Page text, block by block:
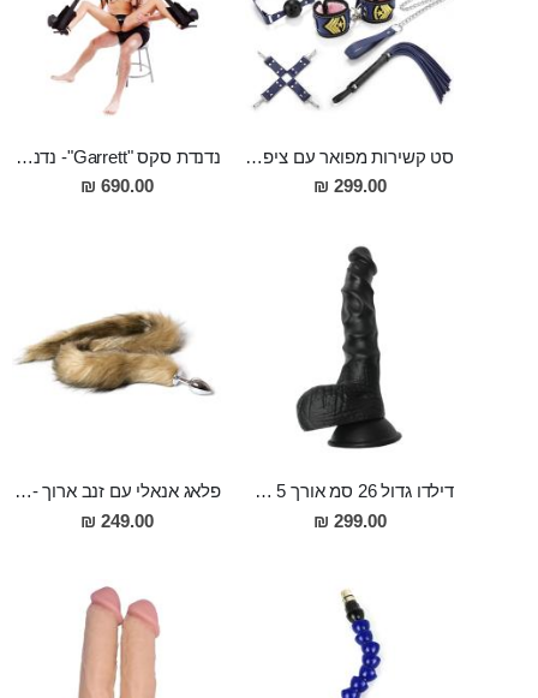
סט קשירות מפואר עם ציפוי פרוותי "Alois" כולל אזיקי ידיים, אזיקי רגליים, שוט, קולר ורצועה, איקס לקשירת hogtie, כיסוי עיניים, גאג
299.00 ₪
נדנדת סקס "Garrett"- נדנדה לאוהבים
690.00 ₪
דילדו גדול 26 סמ אורך 5 סמ רוחב מיוחד עם חיספוס להנאה מירבית Morpheus
299.00 ₪
פלאג אנאלי עם זנב ארוך - 80 סמ ויפה במיוחד Dinlas
249.00 ₪